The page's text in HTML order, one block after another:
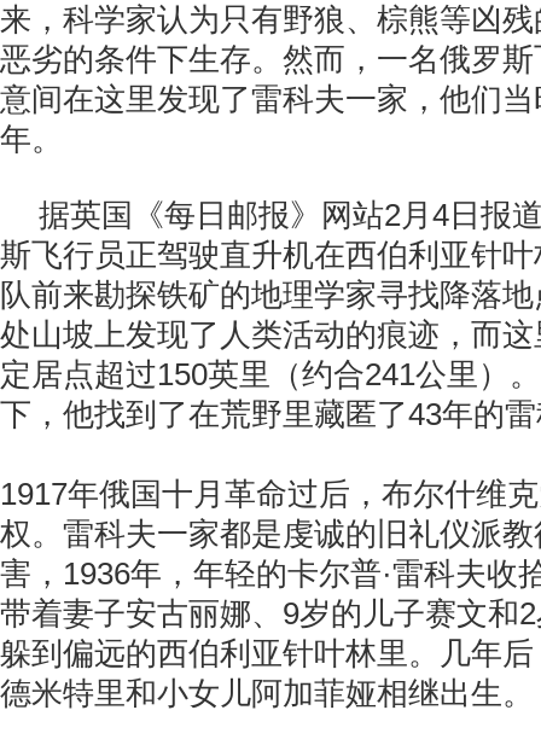
来，科学家认为只有野狼、棕熊等凶
恶劣的条件下生存。然而，一名俄罗
意间在这里发现了雷科夫一家，他们
年。
据英国《每日邮报》网站2月4日报
斯飞行员正驾驶直升机在西伯利亚针
队前来勘探铁矿的地理学家寻找降落
处山坡上发现了人类活动的痕迹，而
定居点超过150英里（约合241公里）
下，他找到了在荒野里藏匿了43年的
1917年俄国十月革命过后，布尔什维
权。雷科夫一家都是虔诚的旧礼仪派
害，1936年，年轻的卡尔普·雷科夫收
带着妻子安古丽娜、9岁的儿子赛文和
躲到偏远的西伯利亚针叶林里。几年
德米特里和小女儿阿加菲娅相继出生。